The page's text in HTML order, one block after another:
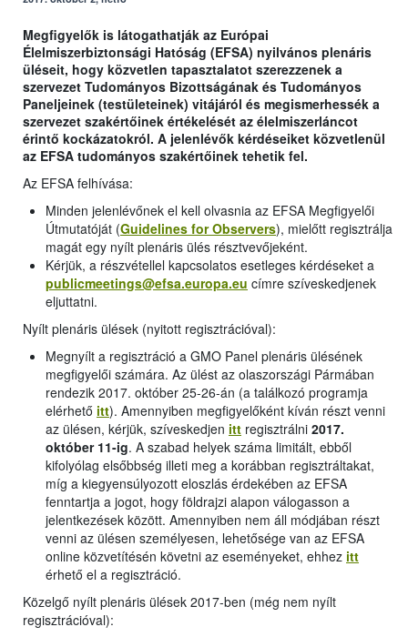
Megfigyelők is látogathatják az Európai
Élelmiszerbiztonsági Hatóság (EFSA) nyilvános plenáris
üléseit, hogy közvetlen tapasztalatot szerezzenek a
szervezet Tudományos Bizottságának és Tudományos
Paneljeinek (testületeinek) vitájáról és megismerhessék a
szervezet szakértőinek értékelését az élelmiszerláncot
érintő kockázatokról. A jelenlévők kérdéseiket közvetlenül
az EFSA tudományos szakértőinek tehetik fel.
Az EFSA felhívása:
Minden jelenlévőnek el kell olvasnia az EFSA Megfigyelői
Útmutatóját (Guidelines for Observers), mielőtt regisztrálja
magát egy nyílt plenáris ülés résztvevőjeként.
Kérjük, a részvétellel kapcsolatos esetleges kérdéseket a
publicmeetings@efsa.europa.eu címre szíveskedjenek
eljuttatni.
Nyílt plenáris ülések (nyitott regisztrációval):
Megnyílt a regisztráció a GMO Panel plenáris ülésének
megfigyelői számára. Az ülést az olaszországi Pármában
rendezik 2017. október 25-26-án (a találkozó programja
elérhető itt). Amennyiben megfigyelőként kíván részt venni
az ülésen, kérjük, szíveskedjen itt regisztrálni 2017.
október 11-ig. A szabad helyek száma limitált, ebből
kifolyólag elsőbbség illeti meg a korábban regisztráltakat,
míg a kiegyensúlyozott eloszlás érdekében az EFSA
fenntartja a jogot, hogy földrajzi alapon válogasson a
jelentkezések között. Amennyiben nem áll módjában részt
venni az ülésen személyesen, lehetősége van az EFSA
online közvetítésén követni az eseményeket, ehhez itt
érhető el a regisztráció.
Közelgő nyílt plenáris ülések 2017-ben (még nem nyílt
regisztrációval):